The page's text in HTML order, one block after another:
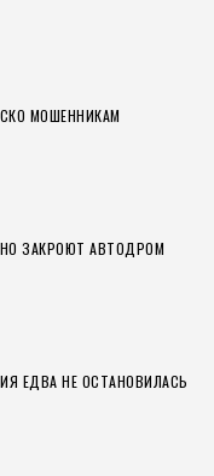
МОШЕННИКАМ
ЗАКРОЮТ АВТОДРОМ
ЕДВА НЕ ОСТАНОВИЛАСЬ